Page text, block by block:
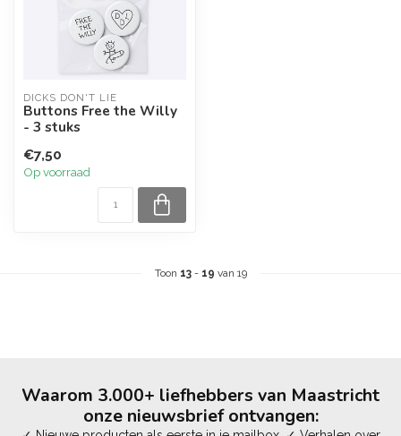
DICKS DON'T LIE
Buttons Free the Willy
- 3 stuks
€7,50
Op voorraad
Toon 13- 19 van 19
Waarom 3.000+ liefhebbers van Maastricht
onze nieuwsbrief ontvangen: